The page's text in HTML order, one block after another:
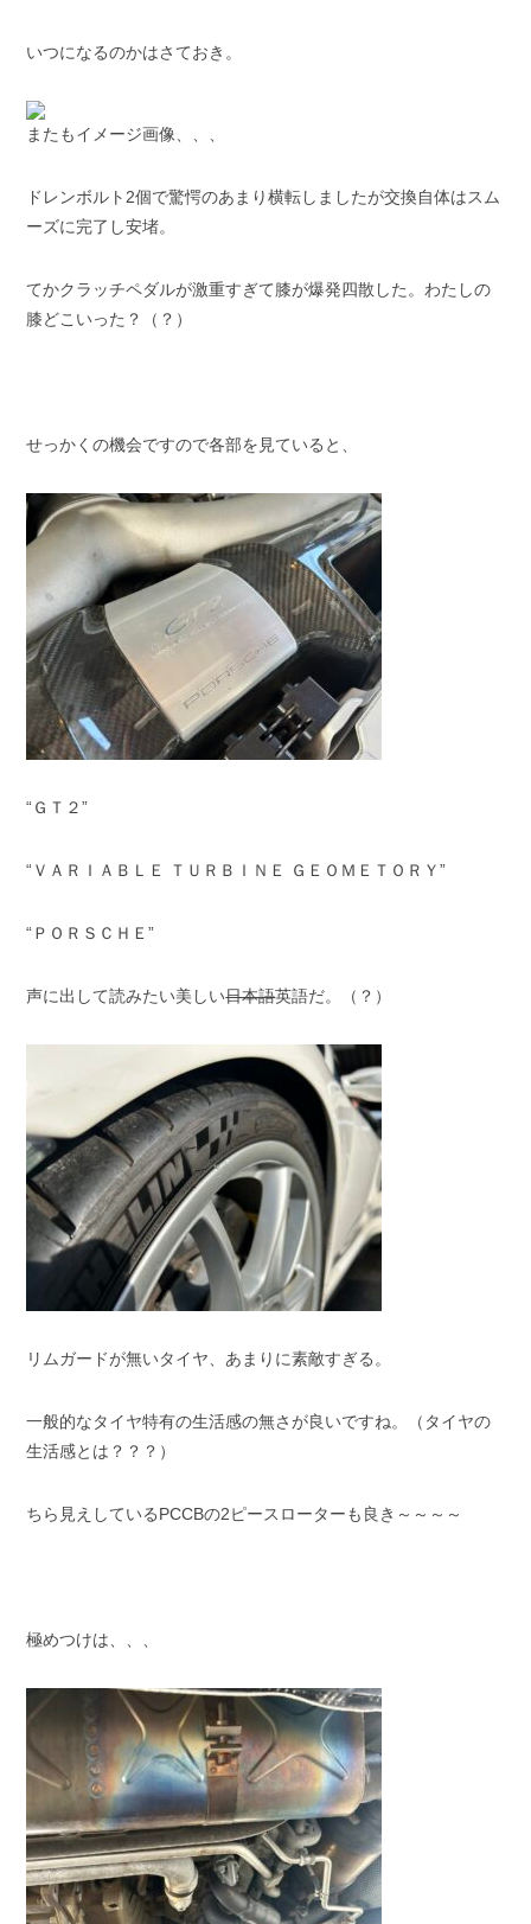
いつになるのかはさておき。
またもイメージ画像、、、
ドレンボルト2個で驚愕のあまり横転しましたが交換自体はスム
ーズに完了し安堵。
てかクラッチペダルが激重すぎて膝が爆発四散した。わたしの
膝どこいった？（？）
せっかくの機会ですので各部を見ていると、
“ＧＴ２”
“ＶＡＲＩＡＢＬＥ ＴＵＲＢＩＮＥ ＧＥＯＭＥＴＯＲＹ”
“ＰＯＲＳＣＨＥ”
声に出して読みたい美しい日本語英語だ。（？）
リムガードが無いタイヤ、あまりに素敵すぎる。
一般的なタイヤ特有の生活感の無さが良いですね。（タイヤの
生活感とは？？？）
ちら見えしているPCCBの2ピースローターも良き～～～～
極めつけは、、、